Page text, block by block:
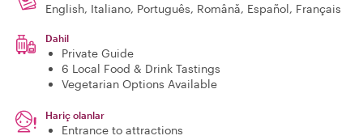
English, Italiano, Português, Română, Español, Français
Dahil
Private Guide
6 Local Food & Drink Tastings
Vegetarian Options Available
Hariç olanlar
Entrance to attractions